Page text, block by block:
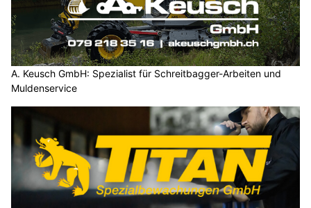
A. Keusch GmbH: Spezialist für Schreitbagger-Arbeiten und
Muldenservice